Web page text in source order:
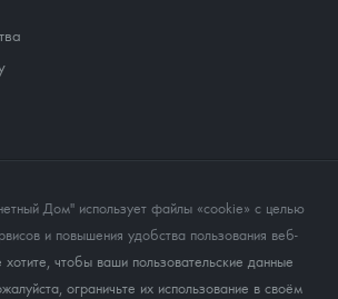
Дом" использует файлы «cookie» с целью
и повышения удобства пользования веб-
хотите, чтобы ваши пользовательские данные
ограничьте их использование в своём